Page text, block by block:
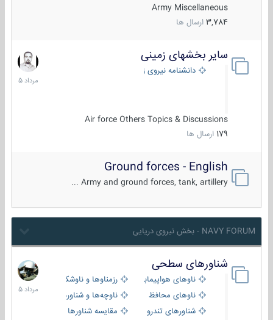
Army Miscellaneous
3,784 ارسال ها
سایر بخشهای زمینی
دانشنامه نیروی زمینی
Air force Others Topics & Discussions
179 ارسال ها
9
مرداد
1405
Ground forces - English
Army and ground forces, tank, artillery ...
NAVY FORUM - بخش نیروی دریایی
شناورهای سطحی
ناوهای هواپیمابر و بالگرد بررزمناوها و ناوشکن‌ها
ناوهای محافظ
ناوچه‌ها و شناورهای گشتی
شناورهای تندرو
مقایسه شناورها
2
مرداد
1405